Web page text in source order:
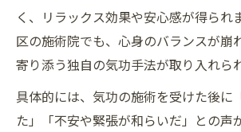
く、リラックス効果や安心感が得られ
区の施術院でも、心身のバランスが崩
寄り添う独自の気功手法が取り入れら
具体的には、気功の施術を受けた後に
た」「不安や緊張が和らいだ」との声